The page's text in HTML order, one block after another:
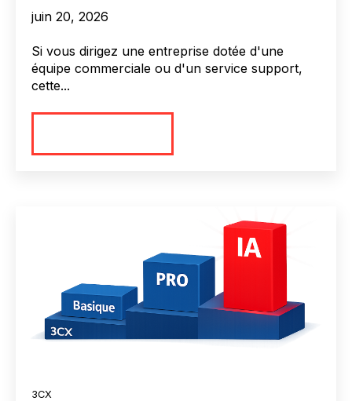
juin 20, 2026
Si vous dirigez une entreprise dotée d'une
équipe commerciale ou d'un service support,
cette...
3CX